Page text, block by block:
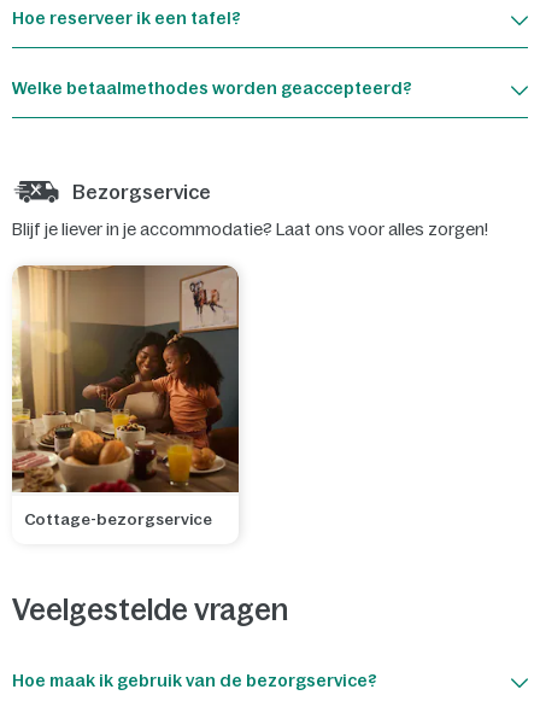
Hoe reserveer ik een tafel?
Welke betaalmethodes worden geaccepteerd?
Bezorgservice
Blijf je liever in je accommodatie? Laat ons voor alles zorgen!
Cottage-bezorgservice
Veelgestelde vragen
Hoe maak ik gebruik van de bezorgservice?